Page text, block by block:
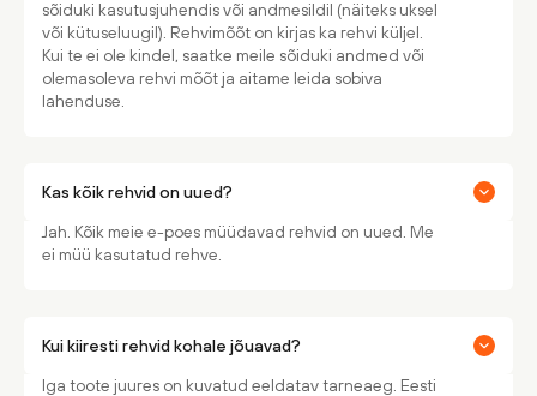
sõiduki kasutusjuhendis või andmesildil (näiteks uksel
või kütuseluugil). Rehvimõõt on kirjas ka rehvi küljel.
Kui te ei ole kindel, saatke meile sõiduki andmed või
olemasoleva rehvi mõõt ja aitame leida sobiva
lahenduse.
Kas kõik rehvid on uued?
Jah. Kõik meie e-poes müüdavad rehvid on uued. Me
ei müü kasutatud rehve.
Kui kiiresti rehvid kohale jõuavad?
Iga toote juures on kuvatud eeldatav tarneaeg. Eesti